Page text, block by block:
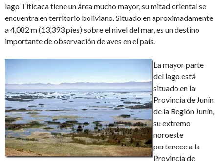
lago Titicaca tiene un área mucho mayor, su mitad oriental se
encuentra en territorio boliviano. Situado en aproximadamente
a 4,082 m (13,393 pies) sobre el nivel del mar, es un destino
importante de observación de aves en el país.
La mayor parte
del lago está
situado en la
Provincia de Junín
de la Región Junín,
su extremo
noroeste
pertenece a la
Provincia de